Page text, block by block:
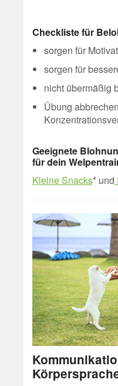
Checkliste für
sorgen für
sorgen für
nicht übermäßig
Übung
Geeignete
für dein
Kleine Snacks* und